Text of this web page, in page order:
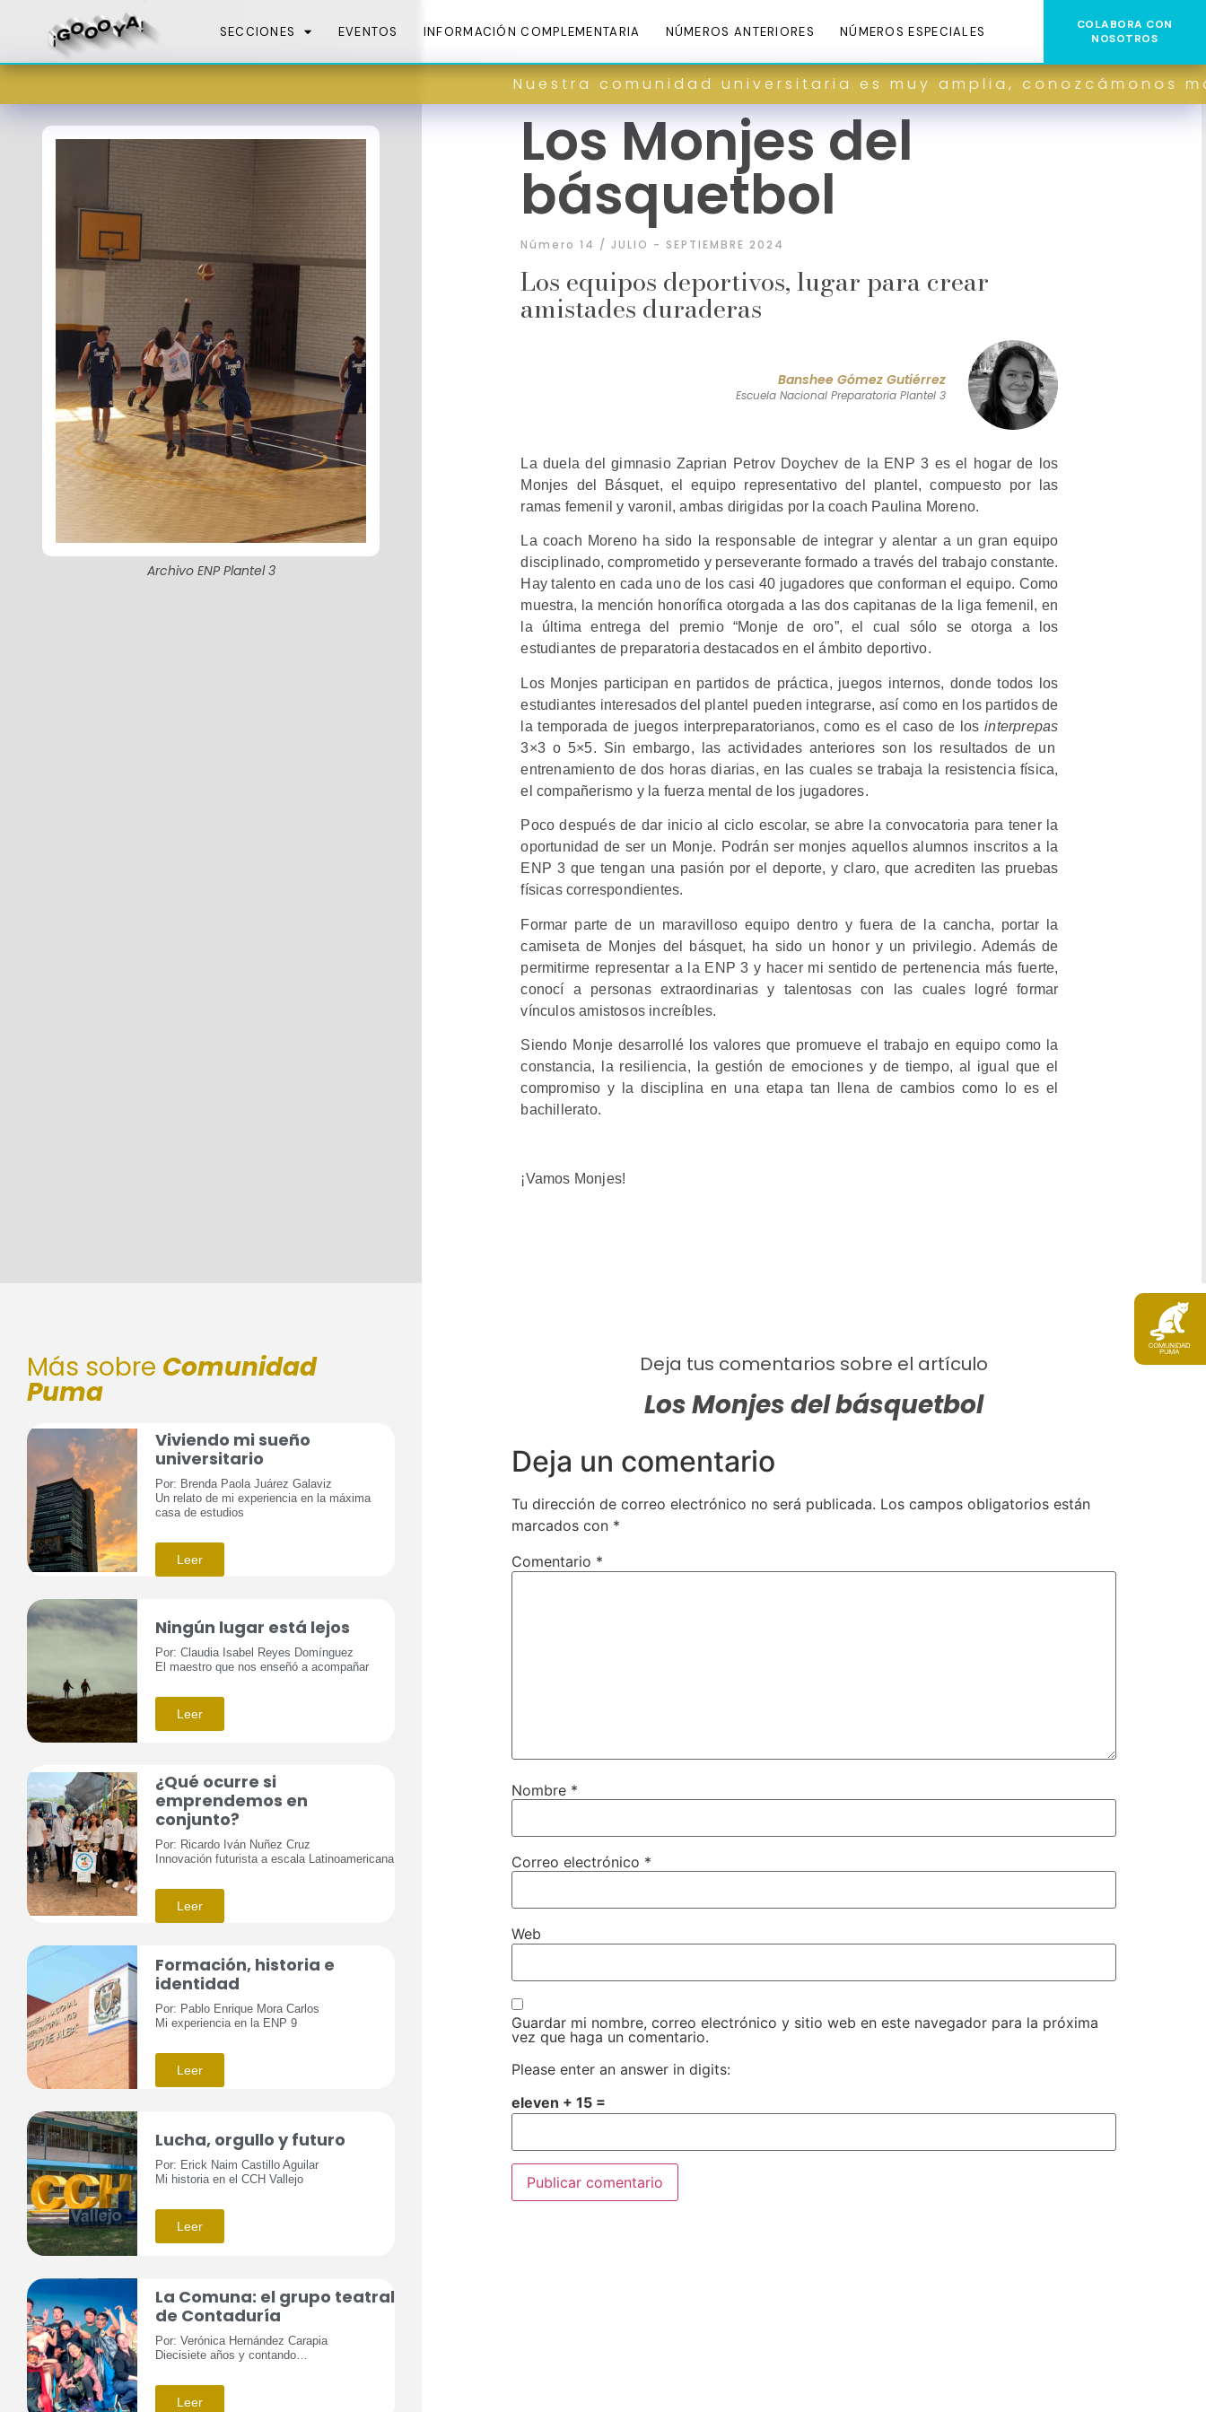
SECCIONES EVENTOS INFORMACIÓN COMPLEMENTARIA NÚMEROS ANTERIORES NÚMEROS ESPECIALES
COLABORA CON
NOSOTROS
Nuestra comunidad universitaria es muy amplia, conozcámonos más.
Archivo ENP Plantel 3
Los Monjes del
básquetbol
Número 14 / JULIO - SEPTIEMBRE 2024
Los equipos deportivos, lugar para crear
amistades duraderas
Banshee Gómez Gutiérrez
Escuela Nacional Preparatoria Plantel 3
La duela del gimnasio Zaprian Petrov Doychev de la ENP 3 es el hogar de los
Monjes del Básquet, el equipo representativo del plantel, compuesto por las
ramas femenil y varonil, ambas dirigidas por la coach Paulina Moreno.
La coach Moreno ha sido la responsable de integrar y alentar a un gran equipo
disciplinado, comprometido y perseverante formado a través del trabajo constante.
Hay talento en cada uno de los casi 40 jugadores que conforman el equipo. Como
muestra, la mención honorífica otorgada a las dos capitanas de la liga femenil, en
la última entrega del premio “Monje de oro”, el cual sólo se otorga a los
estudiantes de preparatoria destacados en el ámbito deportivo.
Los Monjes participan en partidos de práctica, juegos internos, donde todos los
estudiantes interesados del plantel pueden integrarse, así como en los partidos de
la temporada de juegos interpreparatorianos, como es el caso de losinterprepas
3×3 o 5×5. Sin embargo, las actividades anteriores son los resultados de un
entrenamiento de dos horas diarias, en las cuales se trabaja la resistencia física,
el compañerismo y la fuerza mental de los jugadores.
Poco después de dar inicio al ciclo escolar, se abre la convocatoria para tener la
oportunidad de ser un Monje. Podrán ser monjes aquellos alumnos inscritos a la
ENP 3 que tengan una pasión por el deporte, y claro, que acrediten las pruebas
físicas correspondientes.
Formar parte de un maravilloso equipo dentro y fuera de la cancha, portar la
camiseta de Monjes del básquet, ha sido un honor y un privilegio. Además de
permitirme representar a la ENP 3 y hacer mi sentido de pertenencia más fuerte,
conocí a personas extraordinarias y talentosas con las cuales logré formar
vínculos amistosos increíbles.
Siendo Monje desarrollé los valores que promueve el trabajo en equipo como la
constancia, la resiliencia, la gestión de emociones y de tiempo, al igual que el
compromiso y la disciplina en una etapa tan llena de cambios como lo es el
bachillerato.
¡Vamos Monjes!
Más sobre Comunidad
Puma
Viviendo mi sueño
universitario
Por: Brenda Paola Juárez Galaviz
Un relato de mi experiencia en la máxima
casa de estudios
Leer
Ningún lugar está lejos
Por: Claudia Isabel Reyes Domínguez
El maestro que nos enseñó a acompañar
Leer
¿Qué ocurre si
emprendemos en
conjunto?
Por: Ricardo Iván Nuñez Cruz
Innovación futurista a escala Latinoamericana
Leer
Formación, historia e
identidad
Por: Pablo Enrique Mora Carlos
Mi experiencia en la ENP 9
Leer
Lucha, orgullo y futuro
Por: Erick Naim Castillo Aguilar
Mi historia en el CCH Vallejo
Leer
La Comuna: el grupo teatral
de Contaduría
Por: Verónica Hernández Carapia
Diecisiete años y contando…
Leer
Deja tus comentarios sobre el artículo
Los Monjes del básquetbol
Deja un comentario
Tu dirección de correo electrónico no será publicada. Los campos obligatorios están
marcados con *
Comentario *
Nombre *
Correo electrónico *
Web
Guardar mi nombre, correo electrónico y sitio web en este navegador para la próxima
vez que haga un comentario.
Please enter an answer in digits:
eleven + 15 =